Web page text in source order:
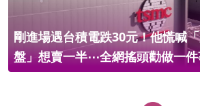
剛進場遇台積電跌30元！他慌喊
盤」想賣一半⋯全網搖頭勸做一